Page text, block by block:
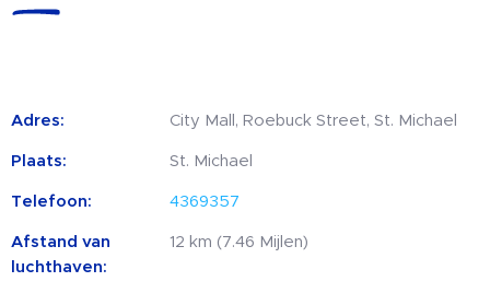
Adres: City Mall, Roebuck Street, St. Michael
Plaats: St. Michael
Telefoon: 4369357
Afstand van
luchthaven:
12 km (7.46 Mijlen)